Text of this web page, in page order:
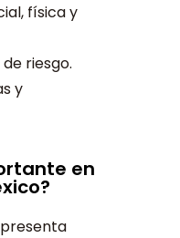
física y
riesgo.
y
en
presenta